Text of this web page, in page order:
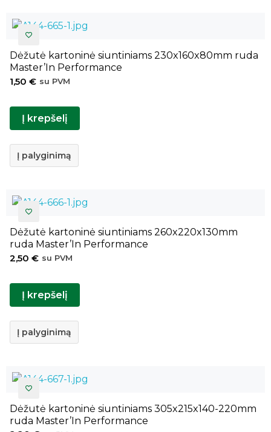
Dėžutė kartoninė siuntiniams 230x160x80mm ruda
Master’In Performance
1,50 € su PVM
Į krepšelį
Į palyginimą
Dėžutė kartoninė siuntiniams 260x220x130mm
ruda Master’In Performance
2,50 € su PVM
Į krepšelį
Į palyginimą
Dėžutė kartoninė siuntiniams 305x215x140-220mm
ruda Master’In Performance